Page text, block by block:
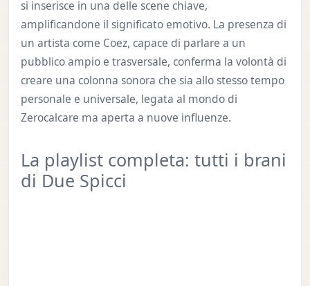
si inserisce in una delle scene chiave,
amplificandone il significato emotivo. La presenza di
un artista come Coez, capace di parlare a un
pubblico ampio e trasversale, conferma la volontà di
creare una colonna sonora che sia allo stesso tempo
personale e universale, legata al mondo di
Zerocalcare ma aperta a nuove influenze.
La playlist completa: tutti i brani
di Due Spicci